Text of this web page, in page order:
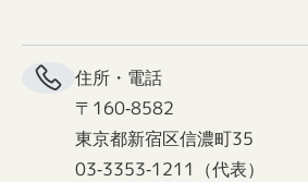
住所・電話
〒160-8582
東京都新宿区信濃町35
03-3353-1211（代表）